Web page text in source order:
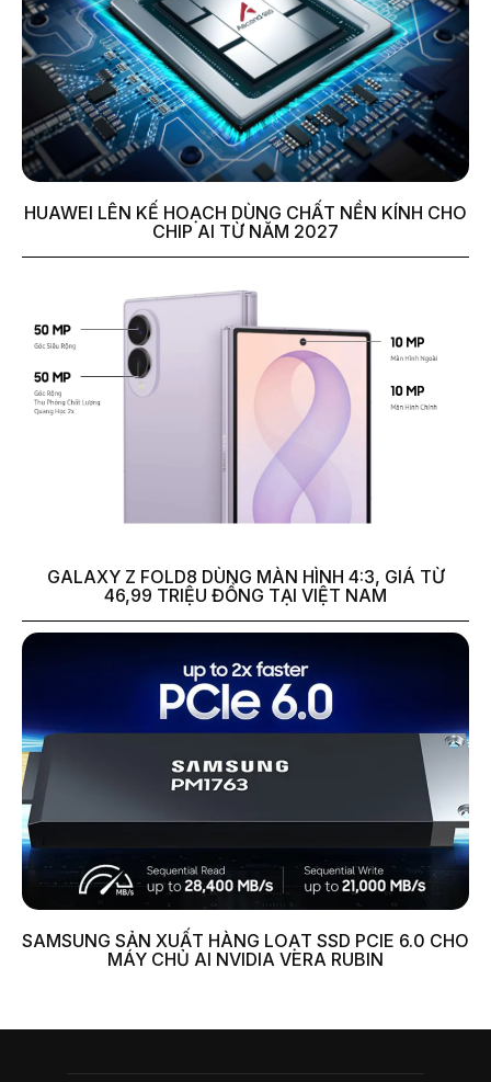
HUAWEI LÊN KẾ HOẠCH DÙNG CHẤT NỀN KÍNH CHO
CHIP AI TỪ NĂM 2027
GALAXY Z FOLD8 DÙNG MÀN HÌNH 4:3, GIÁ TỪ
46,99 TRIỆU ĐỒNG TẠI VIỆT NAM
SAMSUNG SẢN XUẤT HÀNG LOẠT SSD PCIE 6.0 CHO
MÁY CHỦ AI NVIDIA VERA RUBIN